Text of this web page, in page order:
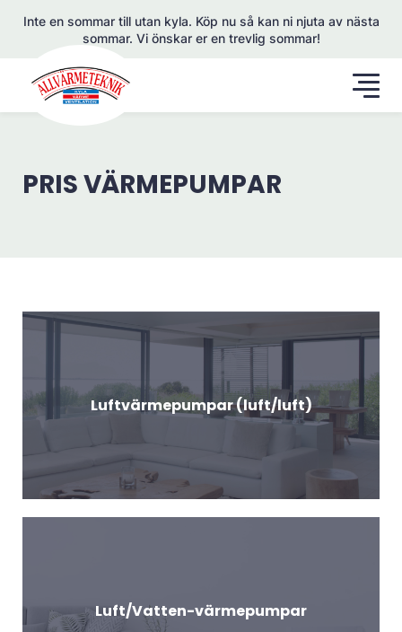
Inte en sommar till utan kyla. Köp nu så kan ni njuta av nästa
sommar. Vi önskar er en trevlig sommar!
PRIS VÄRMEPUMPAR
Luftvärmepumpar (luft/luft)
Luft/Vatten-värmepumpar